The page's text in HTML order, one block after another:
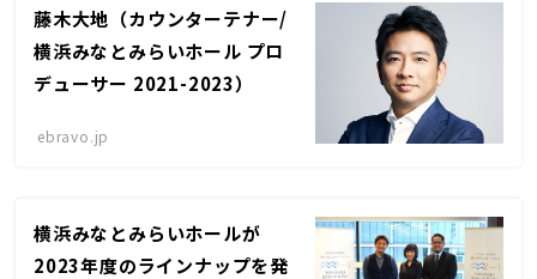
藤木大地（カウンターテナー/
横浜みなとみらいホール プロ
デューサー 2021-2023）
ebravo.jp
横浜みなとみらいホールが
2023年度のラインナップを発